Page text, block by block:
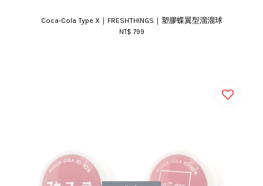
Coca-Cola Type X｜FRESHTHINGS｜塑膠蝶翼型溜溜球
NT$ 799